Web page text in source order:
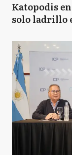
Katopodis
solo ladrillo